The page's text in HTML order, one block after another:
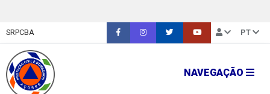
SRPCBA PT
NAVEGAÇÃO